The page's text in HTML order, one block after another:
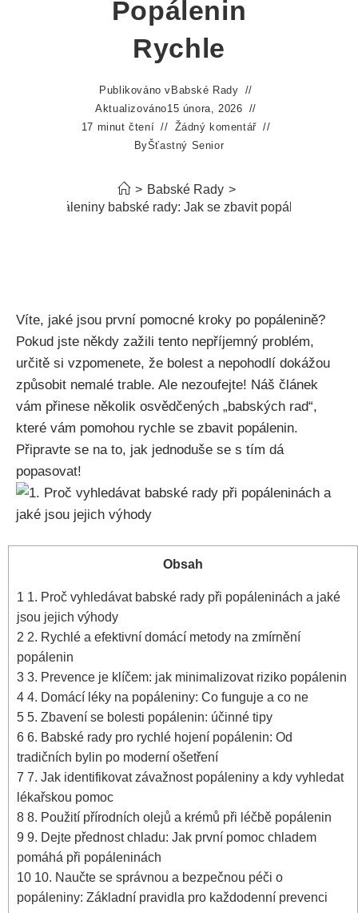
Popálenin
Rychle
Publikováno v Babské Rady
Aktualizováno15 února, 2026
17 minut čtení
Žádný komentář
ByŠťastný Senior
> Babské Rady >
Co na popáleniny babské rady: Jak se zbavit popálenin rychle
Víte, jaké ‌jsou první pomocné kroky po popálenině?
Pokud jste někdy ‍zažili tento‌ nepříjemný problém,‍
určitě ‌si vzpomenete, že bolest a nepohodlí dokážou
způsobit nemalé trable. Ale​ nezoufejte!⁤ Náš článek
vám přinese‍ několik osvědčených‌ „babských rad“,
⁤které vám pomohou rychle⁤ se​ zbavit popálenin.
Připravte se na to, ⁢jak ‌jednoduše se s tím dá
⁤popasovat!
Obsah
1 1. Proč vyhledávat ⁤babské ‌rady při popáleninách‍ a jaké
jsou jejich⁣ výhody
2 2.‌ Rychlé a efektivní⁣ domácí metody ⁤na ⁢zmírnění
popálenin
3 3.​ Prevence je klíčem: jak minimalizovat riziko popálenin
4 4. Domácí léky‍ na popáleniny:‌ Co‌ funguje⁤ a​ co ne
5 5. ‍Zbavení se bolesti popálenin: účinné ​tipy
6 6. Babské rady pro rychlé ​hojení popálenin: ​Od
tradičních bylin po moderní ‌ošetření
7 7. Jak identifikovat závažnost popáleniny a kdy vyhledat
lékařskou pomoc
8 8. Použití přírodních olejů a krémů při léčbě⁣ popálenin
9 9.⁣ Dejte přednost ‍chladu: Jak ​první pomoc chladem
pomáhá při popáleninách
10 10. Naučte se správnou a bezpečnou péči o
popáleniny: Základní pravidla pro každodenní⁣ prevenci